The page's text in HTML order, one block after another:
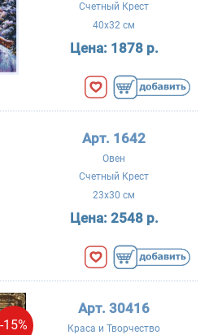
Счетный Крест
40x32 см
Цена: 1878 р.
Арт. 1642
Овен
Счетный Крест
23x30 см
Цена: 2548 р.
-15%
Арт. 30416
Краса и Творчество